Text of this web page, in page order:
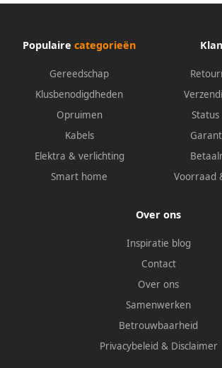
Populaire categorieën
Gereedschap
Klusbenodigdheden
Opruimen
Kabels
Elektra & verlichting
Smart home
Voorraad
Over ons
Inspiratie blog
Contact
Over ons
Samenwerken
Betrouwbaarheid
Privacybeleid & Disclaimer